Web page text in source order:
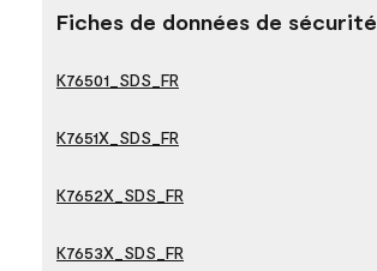
Fiches de données de sécurité
K76501_SDS_FR
K7651X_SDS_FR
K7652X_SDS_FR
K7653X_SDS_FR